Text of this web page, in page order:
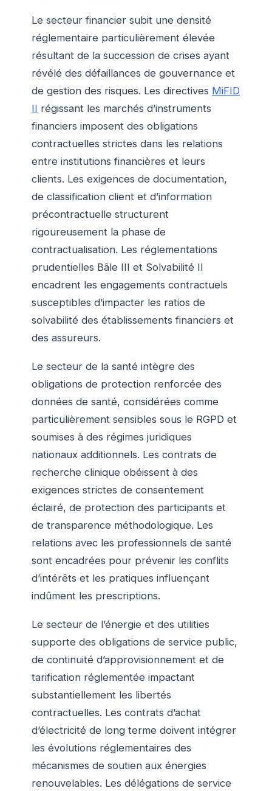
Le secteur financier subit une densité
réglementaire particulièrement élevée
résultant de la succession de crises ayant
révélé des défaillances de gouvernance et
de gestion des risques. Les directives MiFID
II régissant les marchés d’instruments
financiers imposent des obligations
contractuelles strictes dans les relations
entre institutions financières et leurs
clients. Les exigences de documentation,
de classification client et d’information
précontractuelle structurent
rigoureusement la phase de
contractualisation. Les réglementations
prudentielles Bâle III et Solvabilité II
encadrent les engagements contractuels
susceptibles d’impacter les ratios de
solvabilité des établissements financiers et
des assureurs.
Le secteur de la santé intègre des
obligations de protection renforcée des
données de santé, considérées comme
particulièrement sensibles sous le RGPD et
soumises à des régimes juridiques
nationaux additionnels. Les contrats de
recherche clinique obéissent à des
exigences strictes de consentement
éclairé, de protection des participants et
de transparence méthodologique. Les
relations avec les professionnels de santé
sont encadrées pour prévenir les conflits
d’intérêts et les pratiques influençant
indûment les prescriptions.
Le secteur de l’énergie et des utilities
supporte des obligations de service public,
de continuité d’approvisionnement et de
tarification réglementée impactant
substantiellement les libertés
contractuelles. Les contrats d’achat
d’électricité de long terme doivent intégrer
les évolutions réglementaires des
mécanismes de soutien aux énergies
renouvelables. Les délégations de service